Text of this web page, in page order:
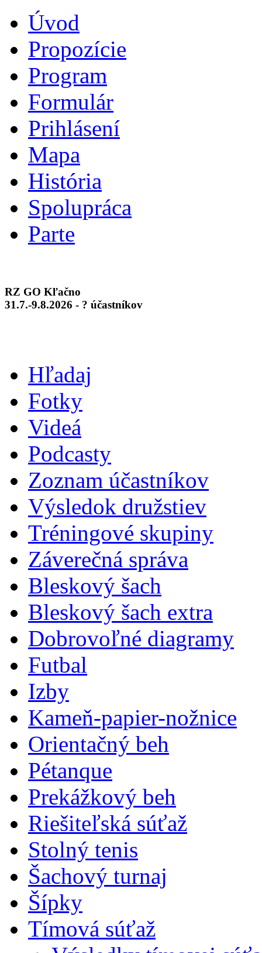
Úvod
Propozície
Program
Formulár
Prihlásení
Mapa
História
Spolupráca
Parte
RZ GO Kľačno
31.7.-9.8.2026 - ? účastníkov
Hľadaj
Fotky
Videá
Podcasty
Zoznam účastníkov
Výsledok družstiev
Tréningové skupiny
Záverečná správa
Bleskový šach
Bleskový šach extra
Dobrovoľné diagramy
Futbal
Izby
Kameň-papier-nožnice
Orientačný beh
Pétanque
Prekážkový beh
Riešiteľská súťaž
Stolný tenis
Šachový turnaj
Šípky
Tímová súťaž